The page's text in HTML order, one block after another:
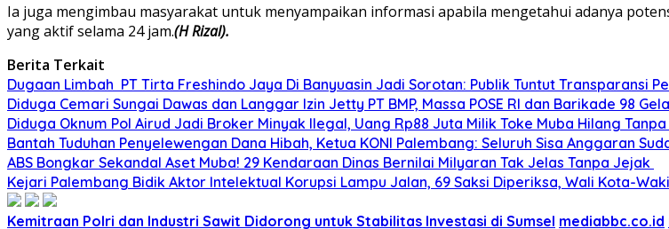
Ia juga mengimbau masyarakat untuk menyampaikan informasi apabila mengetahui adanya
yang aktif selama 24 jam.(H Rizal).
Berita Terkait
Dugaan Limbah PT Tirta Freshindo Jaya Di Banyuasin Jadi Sorotan: Publik Tuntut Transparansi
Diduga Cemari Sungai Dawas dan Langgar Izin Jetty PT BMP, Massa POSE RI dan Barikade 98
Diduga Oknum Pol Airud Jadi Broker Minyak Ilegal, Uang Rp88 Juta Milik Toke Muba Hilang
Bantah Tuduhan Penyelewengan Dana Hibah, Ketua KONI Palembang: Seluruh Sisa Anggaran
ABS Bongkar Sekandal Aset Muba! 29 Kendaraan Dinas Bernilai Milyaran Tak Jelas Tanpa Jejak
Kejari Palembang Bidik Aktor Intelektual Korupsi Lampu Jalan, 69 Saksi Diperiksa, Wali Kota-
Kemitraan Polri dan Industri Sawit Didorong untuk Stabilitas Investasi di Sumsel mediabbc.co.id